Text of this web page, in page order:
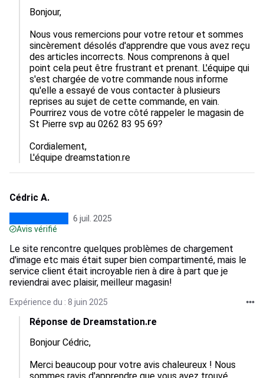
Bonjour,
Nous vous remercions pour votre retour et sommes
sincèrement désolés d'apprendre que vous avez reçu
des articles incorrects. Nous comprenons à quel
point cela peut être frustrant et prenant. L'équipe qui
s'est chargée de votre commande nous informe
qu'elle a essayé de vous contacter à plusieurs
reprises au sujet de cette commande, en vain.
Pourrirez vous de votre côté rappeler le magasin de
St Pierre svp au 0262 83 95 69?
Cordialement,
L'équipe dreamstation.re
Cédric A.
6 juil. 2025
Avis vérifié
Le site rencontre quelques problèmes de chargement
d'image etc mais était super bien compartimenté, mais le
service client était incroyable rien à dire à part que je
reviendrai avec plaisir, meilleur magasin!
Expérience du : 8 juin 2025
Réponse de Dreamstation.re
Bonjour Cédric,
Merci beaucoup pour votre avis chaleureux ! Nous